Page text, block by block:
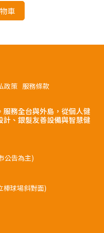
車
政策 服務條款
務全台與外島，從個人健
、銀髮友善設備與智慧健
公告為主)
棒球場斜對面)